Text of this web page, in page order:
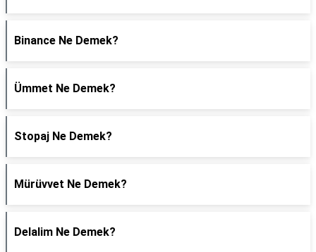
Binance Ne Demek?
Ümmet Ne Demek?
Stopaj Ne Demek?
Mürüvvet Ne Demek?
Delalim Ne Demek?